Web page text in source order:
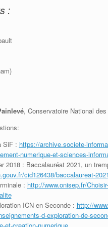
:
, Conservatoire National
SiF : https://archive.societe-
numerique-et-sciences-
2018 : Baccalauréat 2021, un
cid126438/baccalaureat-
: http://www.onisep.fr/
ICN en Seconde : http://
d-exploration-de-
et-creation-numerique